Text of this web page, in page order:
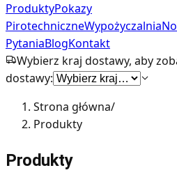
ProduktyPokazy
PirotechniczneWypożyczalnia
PytaniaBlogKontakt
Wybierz kraj dostawy, aby
dostawy:
Strona główna/
Produkty
Produkty